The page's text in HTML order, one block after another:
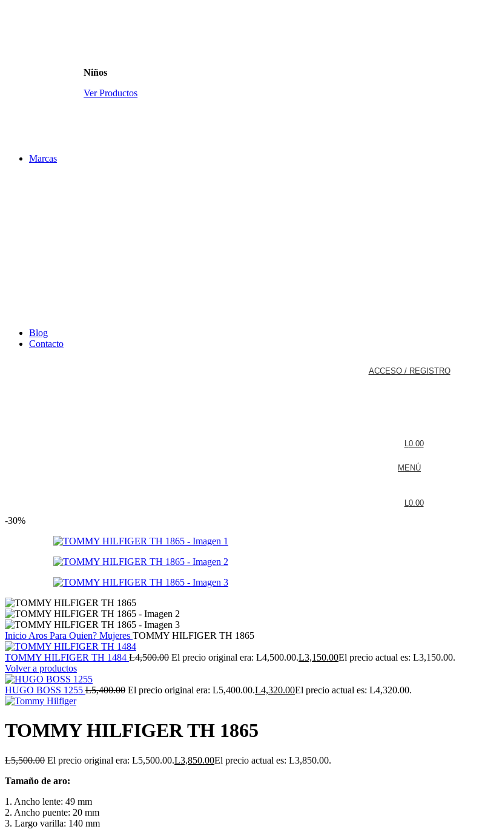
Niños
Ver Productos
Marcas
Blog
Contacto
ACCESO / REGISTRO
L0.00
MENÚ
L0.00
-30%
Inicio Aros Para Quien? Mujeres TOMMY HILFIGER TH 1865
TOMMY HILFIGER TH 1484 L4,500.00 El precio original era: L4,500.00.L3,150.00El precio actual es: L3,150.00.
Volver a productos
HUGO BOSS 1255 L5,400.00 El precio original era: L5,400.00.L4,320.00El precio actual es: L4,320.00.
TOMMY HILFIGER TH 1865
L5,500.00 El precio original era: L5,500.00.L3,850.00El precio actual es: L3,850.00.
Tamaño de aro:
1. Ancho lente: 49 mm
2. Ancho puente: 20 mm
3. Largo varilla: 140 mm